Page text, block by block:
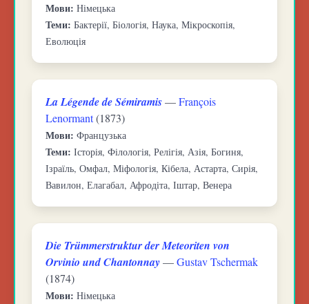
Мови: Німецька
Теми: Бактерії, Біологія, Наука, Мікроскопія,
Еволюція
La Légende de Sémiramis—François
Lenormant(1873)
Мови: Французька
Теми: Історія, Філологія, Релігія, Азія, Богиня,
Ізраїль, Омфал, Міфологія, Кібела, Астарта, Сирія,
Вавилон, Елагабал, Афродіта, Іштар, Венера
Die Trümmerstruktur der Meteoriten von
Orvinio und Chantonnay—Gustav Tschermak
(1874)
Мови: Німецька